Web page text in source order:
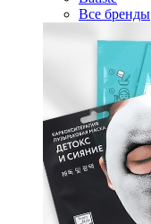
Все бренды